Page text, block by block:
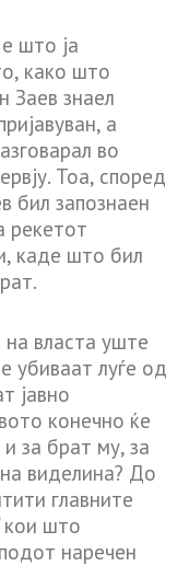
што ја
како што
Заев знаел
а
во
Тоа, според
бил запознаен
рекетот
каде што бил
власта уште
убиваат луѓе од
јавно
конечно ќе
за брат му, за
виделина? До
главните
кои што
наречен